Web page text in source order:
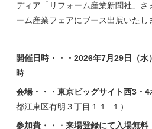
ディア「リフォーム産業新聞社」さ
ーム産業フェアにブース出展いたし
開催日時・・・2026年7月29日（
時
会場・・・東京ビッグサイト西3・4
都江東区有明３丁目１１−１）
参加費・・・来場登録にて入場無料